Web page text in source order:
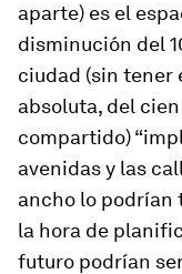
aparte) es el
disminución del
ciudad (sin tener
absoluta, del
compartido)
avenidas y las
ancho lo podrían
la hora de
futuro podrían